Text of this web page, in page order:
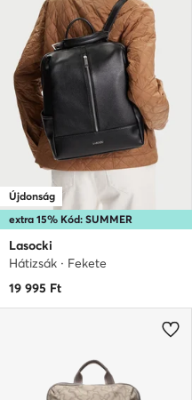
extra 15% Kód: SUMMER
Újdonság
Lasocki
Hátizsák · Fekete
19 995 Ft